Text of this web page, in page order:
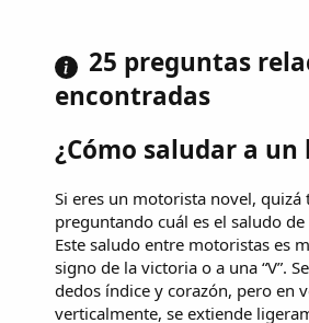
25 preguntas
encontradas
¿Cómo saludar a un
Si eres un motorista novel, quizá
preguntando cuál es el saludo
Este saludo entre motoristas es
signo de la victoria o a una “V”.
dedos índice y corazón, pero en
verticalmente, se extiende